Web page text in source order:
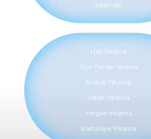
Sitemap
Halı Yıkama
Stor Perde Yıkama
Koltuk Yıkama
Yatak Yıkama
Yorgan Yıkama
Battaniye Yıkama